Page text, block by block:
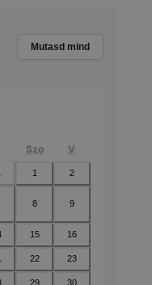
Mutasd mind
Szo V
1 2
8 9
15 16
22 23
29 30